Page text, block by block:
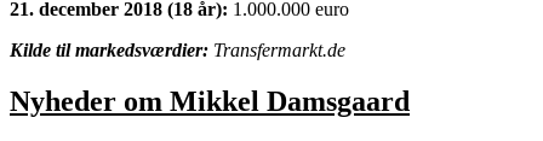
21. december 2018 (18 år): 1.000.000 euro
Kilde til markedsværdier: Transfermarkt.de
Nyheder om Mikkel Damsgaard